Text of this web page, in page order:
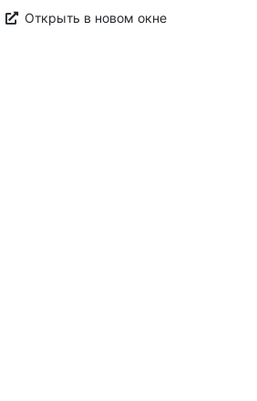
Открыть в новом окне